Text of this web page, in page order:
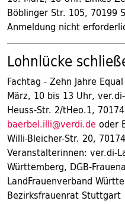
Böblinger Str. 105,
Anmeldung nicht
Lohnlücke
Fachtag - Zehn Jahre
März, 10 bis 13 Uhr,
Heuss-Str. 2/tHeo.1,
baerbel.illi@verdi.de oder
Willi-Bleicher-Str. 20,
Veranstalterinnen: ver.di-
Württemberg, DGB-
LandFrauenverband
Bezirksfrauenrat Stuttgart